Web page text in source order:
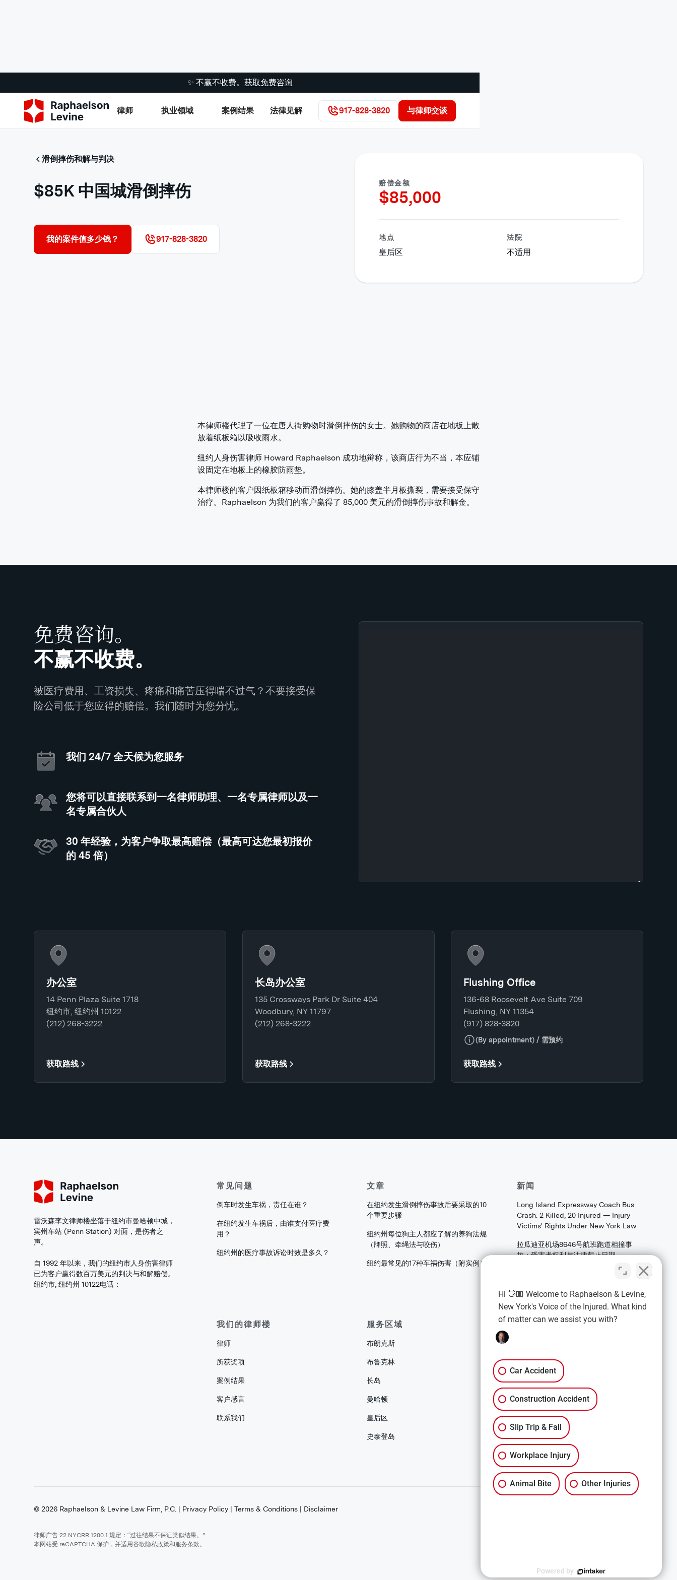
✨ 不赢不收费。 获取免费咨询
律师 执业领域 案例结果 法律见解 917-828-3820 与律师交谈
滑倒摔伤和解与判决
$85K 中国城滑倒摔伤
我的案件值多少钱？ 917-828-3820
赔偿金额
$85,000
地点
皇后区
法院
不适用
本律师楼代理了一位在唐人街购物时滑倒摔伤的女士。她购物的商店在地板上散
放着纸板箱以吸收雨水。
纽约人身伤害律师 Howard Raphaelson 成功地辩称，该商店行为不当，本应铺
设固定在地板上的橡胶防雨垫。
本律师楼的客户因纸板箱移动而滑倒摔伤。她的膝盖半月板撕裂，需要接受保守
治疗。Raphaelson 为我们的客户赢得了 85,000 美元的滑倒摔伤事故和解金。
免费咨询。
不赢不收费。
被医疗费用、工资损失、疼痛和痛苦压得喘不过气？不要接受保
险公司低于您应得的赔偿。我们随时为您分忧。
我们 24/7 全天候为您服务
您将可以直接联系到一名律师助理、一名专属律师以及一
名专属合伙人
30 年经验，为客户争取最高赔偿（最高可达您最初报价
的 45 倍）
办公室
14 Penn Plaza Suite 1718
纽约市, 纽约州 10122
(212) 268-3222
获取路线
长岛办公室
135 Crossways Park Dr Suite 404
Woodbury, NY 11797
(212) 268-3222
获取路线
Flushing Office
136-68 Roosevelt Ave Suite 709
Flushing, NY 11354
(917) 828-3820
(By appointment) / 需预约
获取路线
雷沃森李文律师楼坐落于纽约市曼哈顿中城，
宾州车站 (Penn Station) 对面，是伤者之
声。
自 1992 年以来，我们的纽约市人身伤害律师
已为客户赢得数百万美元的判决与和解赔偿。
纽约市, 纽约州 10122电话：
常见问题
倒车时发生车祸，责任在谁？
在纽约发生车祸后，由谁支付医疗费
用？
纽约州的医疗事故诉讼时效是多久？
文章
在纽约发生滑倒摔伤事故后要采取的10
个重要步骤
纽约州每位狗主人都应了解的养狗法规
（牌照、牵绳法与咬伤）
纽约最常见的17种车祸伤害（附实例）
新闻
Long Island Expressway Coach Bus
Crash: 2 Killed, 20 Injured — Injury
Victims' Rights Under New York Law
拉瓜迪亚机场8646号航班跑道相撞事
故：受害者权利与法律截止日期
法拉盛皇后区大学角大道发生火焰：家
我们的律师楼
律师
所获奖项
案例结果
客户感言
联系我们
服务区域
布朗克斯
布鲁克林
长岛
曼哈顿
皇后区
史泰登岛
法律信息
条款与条件
免责声明
All Services
©2026 Raphaelson & Levine Law Firm, P.C. | Privacy Policy |Terms & Conditions | Disclaimer
律师广告 22 NYCRR 1200.1 规定：“过往结果不保证类似结果。”
本网站受 reCAPTCHA 保护，并适用谷歌隐私政策和服务条款。
Hi 👋🏼 Welcome to Raphaelson & Levine,
New York's Voice of the Injured. What kind
of matter can we assist you with?
Car Accident
Construction Accident
Slip Trip & Fall
Workplace Injury
Animal Bite Other Injuries
Powered by